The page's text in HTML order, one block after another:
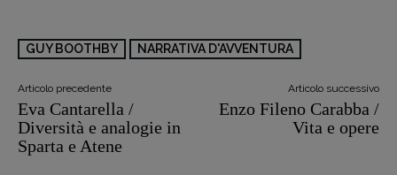
GUY BOOTHBY NARRATIVA D'AVVENTURA
Articolo precedente
Eva Cantarella /
Diversità e analogie in
Sparta e Atene
Articolo successivo
Enzo Fileno Carabba /
Vita e opere